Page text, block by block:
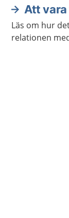
Att
Läs om hur
relationen